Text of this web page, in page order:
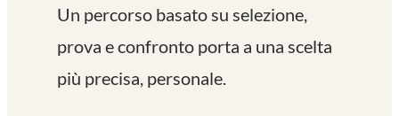
Un percorso basato su selezione,
prova e confronto porta a una scelta
più precisa, personale.